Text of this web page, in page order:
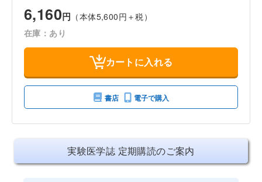
6,160円 （本体5,600円＋税）
在庫：あり
カートに入れる
書店 電子で購入
実験医学誌 定期購読のご案内